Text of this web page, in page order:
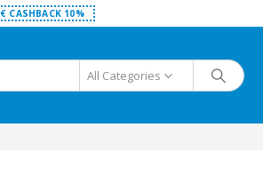
€ CASHBACK 10%
All Categories